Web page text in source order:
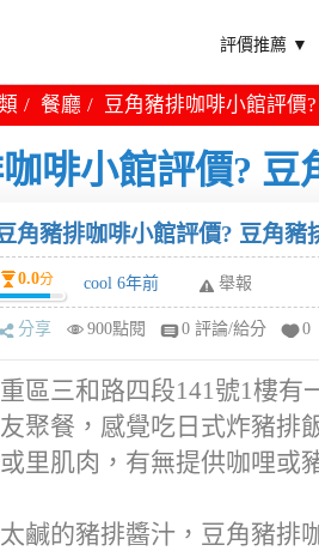
評價推薦 ▼
餐廳 豆角豬排咖啡小館評價
啡小館評價? 豆
角豬排咖啡小館評價? 豆角豬
0.0分 cool 6年前 舉報
分享 900點閱 0 評論/給分 0
區三和路四段141號1樓有
聚餐，感覺吃日式炸豬排
里肌肉，有無提供咖哩或
鹹的豬排醬汁，豆角豬排